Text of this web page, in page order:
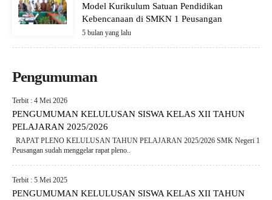
Model Kurikulum Satuan Pendidikan
Kebencanaan di SMKN 1 Peusangan
5 bulan yang lalu
Pengumuman
Terbit : 4 Mei 2026
PENGUMUMAN KELULUSAN SISWA KELAS XII TAHUN
PELAJARAN 2025/2026
RAPAT PLENO KELULUSAN TAHUN PELAJARAN 2025/2026 SMK Negeri 1
Peusangan sudah menggelar rapat pleno..
Terbit : 5 Mei 2025
PENGUMUMAN KELULUSAN SISWA KELAS XII TAHUN